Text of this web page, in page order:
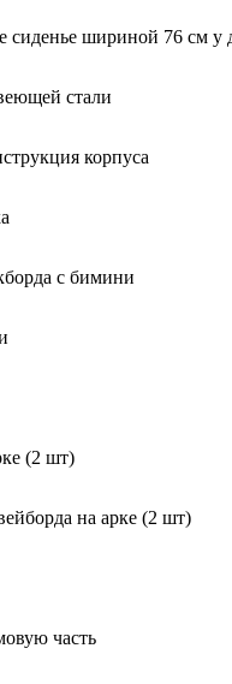
сиденье шириной 76 см у
стали
корпуса
с бимини
(2 шт)
на арке (2 шт)
часть